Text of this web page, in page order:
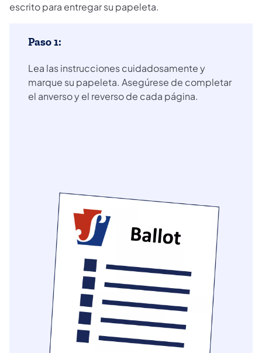
escrito para entregar su papeleta.
Paso 1:
Lea las instrucciones cuidadosamente y
marque su papeleta. Asegúrese de completar
el anverso y el reverso de cada página.